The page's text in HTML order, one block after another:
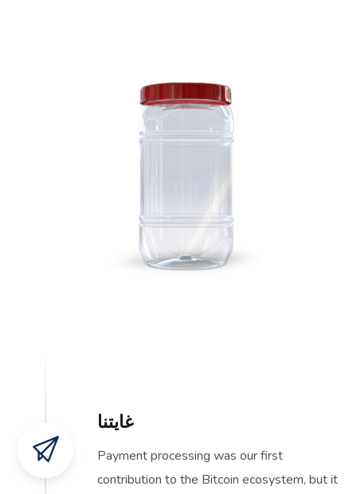
غايتنا
Payment processing was our first
contribution to the Bitcoin ecosystem, but it